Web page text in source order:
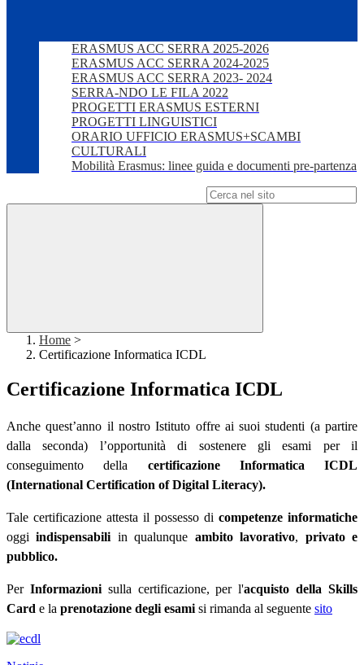
ERASMUS ACC SERRA 2025-2026
ERASMUS ACC SERRA 2024-2025
ERASMUS ACC SERRA 2023- 2024
SERRA-NDO LE FILA 2022
PROGETTI ERASMUS ESTERNI
PROGETTI LINGUISTICI
ORARIO UFFICIO ERASMUS+SCAMBI
CULTURALI
Mobilità Erasmus: linee guida e documenti pre-partenza
Home >
Certificazione Informatica ICDL
Certificazione Informatica ICDL
Anche quest’anno il nostro Istituto offre ai suoi studenti (a partire
dalla seconda) l’opportunità di sostenere gli esami per il
conseguimento della certificazione Informatica ICDL
(International Certification of Digital Literacy).
Tale certificazione attesta il possesso di competenze informatiche
oggiindispensabili in qualunque ambito lavorativo, privato e
pubblico.
Per Informazioni sulla certificazione, per l'acquisto della Skills
Card e la prenotazione degli esami si rimanda al seguente sito